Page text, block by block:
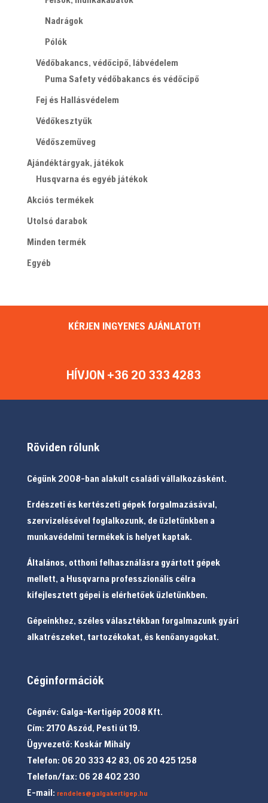
Nadrágok
Pólók
Védőbakancs, védőcipő, lábvédelem
Puma Safety védőbakancs és védőcipő
Fej és Hallásvédelem
Védőkesztyűk
Védőszemüveg
Ajándéktárgyak, játékok
Husqvarna és egyéb játékok
Akciós termékek
Utolsó darabok
Minden termék
Egyéb
KÉRJEN INGYENES AJÁNLATOT!
HÍVJON +36 20 333 4283
Röviden rólunk
Cégünk 2008-ban alakult családi vállalkozásként.
Erdészeti és kertészeti gépek forgalmazásával,
szervizelésével foglalkozunk, de üzletünkben a
munkavédelmi termékek is helyet kaptak.
Általános, otthoni felhasználásra gyártott gépek
mellett, a Husqvarna professzionális célra
kifejlesztett gépei is elérhetőek üzletünkben.
Gépeinkhez, széles választékban forgalmazunk gyári
alkatrészeket, tartozékokat, és kenőanyagokat.
Céginformációk
Cégnév: Galga-Kertigép 2008 Kft.
Cím: 2170 Aszód, Pesti út 19.
Ügyvezető: Koskár Mihály
Telefon: 06 20 333 42 83, 06 20 425 1258
Telefon/fax: 06 28 402 230
E-mail: rendeles@galgakertigep.hu